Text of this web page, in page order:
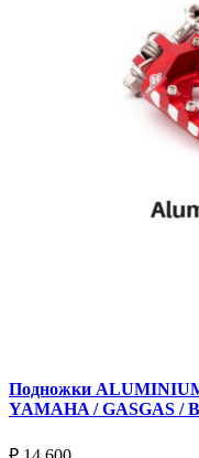
Подножки
YAMAHA / GASGAS /